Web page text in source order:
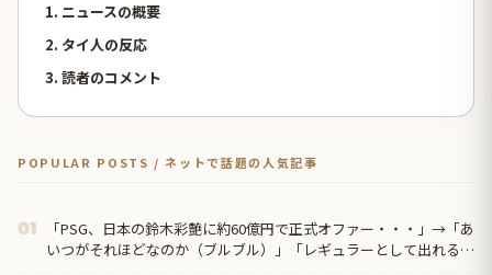
1. ニュースの概要
2. タイ人の反応
3. 読者のコメント
POPULAR POSTS / ネットで話題の人気記事
01
「PSG、日本の鈴木彩艶に約60億円で正式オファー・・・」→「あ
いつがそれほどなのか（ブルブル）」「レギュラーとして出れると